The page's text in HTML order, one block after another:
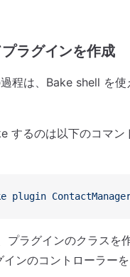
ラグインを作成
程は、Bake shell を使
するのは以下のコマン
plugin
プラグインのクラスを
ンのコントローラー